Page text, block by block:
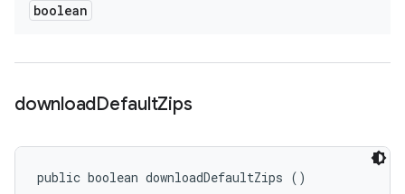
boolean
downloadDefaultZips
public boolean downloadDefaultZips ()